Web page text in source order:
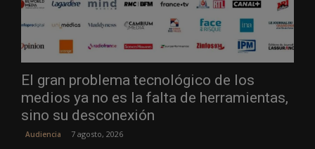
El gran problema tecnológico de los
medios ya no es la falta de herramientas,
sino su desconexión
Audiencia 7 agosto, 2026